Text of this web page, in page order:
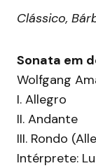
Clássico,
Sonata em
Wolfgang
I. Allegro
II. Andante
III. Rondo
Intérprete: